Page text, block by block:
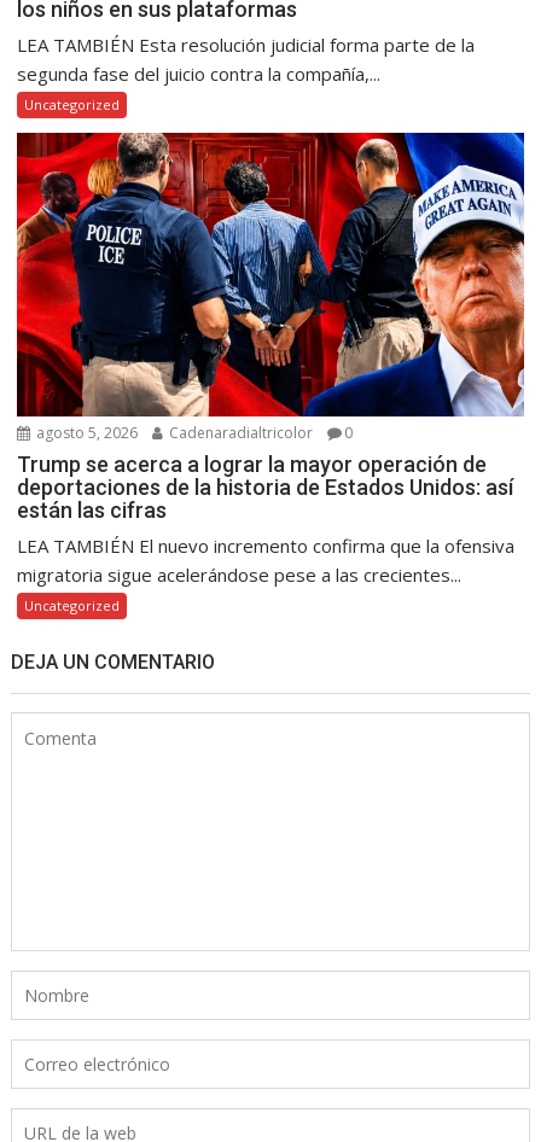
los niños en sus plataformas
LEA TAMBIÉN Esta resolución judicial forma parte de la
segunda fase del juicio contra la compañía,...
Uncategorized
agosto 5, 2026 Cadenaradialtricolor 0
Trump se acerca a lograr la mayor operación de
deportaciones de la historia de Estados Unidos: así
están las cifras
LEA TAMBIÉN El nuevo incremento confirma que la ofensiva
migratoria sigue acelerándose pese a las crecientes...
Uncategorized
DEJA UN COMENTARIO